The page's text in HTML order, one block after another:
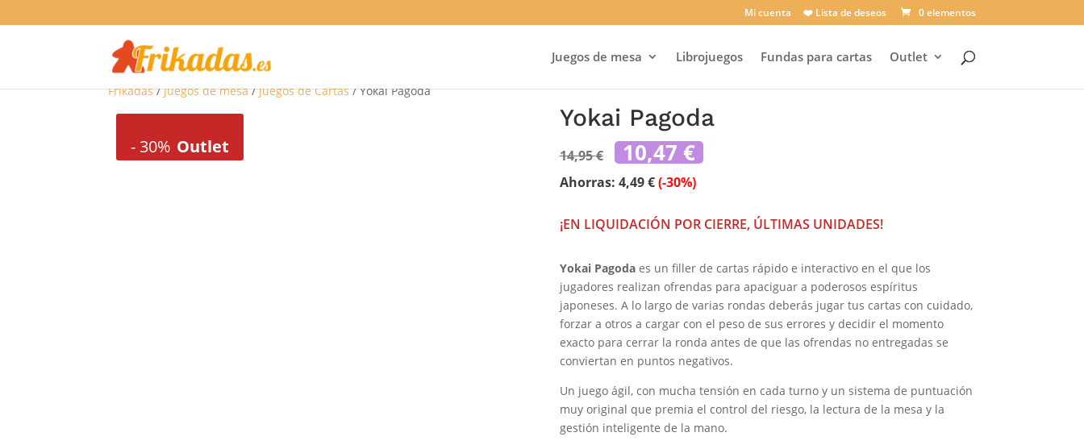
Mi cuenta ❤️ Lista de deseos 0 elementos
Juegos de mesa Librojuegos Fundas para cartas Outlet
Frikadas/Juegos de mesa/Juegos de Cartas/ Yokai Pagoda
- 30% Outlet
Yokai Pagoda
14,95€ El
precio
original
era:
10,47 € El
precio
Ahorras: 4,49€ (-30%)
¡EN LIQUIDACIÓN POR CIERRE, ÚLTIMAS UNIDADES!
Yokai Pagodaes un filler de cartas rápido e interactivo en el que los
jugadores realizan ofrendas para apaciguar a poderosos espíritus
japoneses. A lo largo de varias rondas deberás jugar tus cartas con cuidado,
forzar a otros a cargar con el peso de sus errores y decidir el momento
exacto para cerrar la ronda antes de que las ofrendas no entregadas se
conviertan en puntos negativos.
Un juego ágil, con mucha tensión en cada turno y un sistema de puntuación
muy original que premia el control del riesgo, la lectura de la mesa y la
gestión inteligente de la mano.